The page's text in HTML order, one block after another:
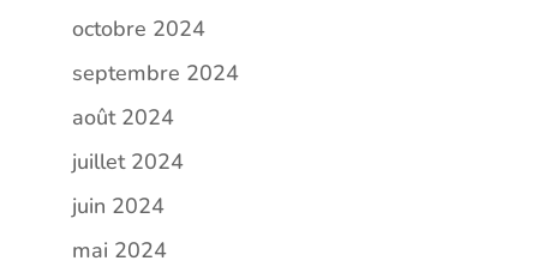
octobre 2024
septembre 2024
août 2024
juillet 2024
juin 2024
mai 2024